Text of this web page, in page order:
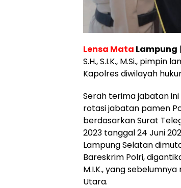
Lensa Mata Lampung
S.H., S.I.K., M.Si.,
Kapolres diwilayah
Serah terima jabatan
rotasi jabatan pamen
berdasarkan Surat
2023 tanggal 24 Juni
Lampung Selatan
Bareskrim Polri,
M.I.K., yang
Utara.